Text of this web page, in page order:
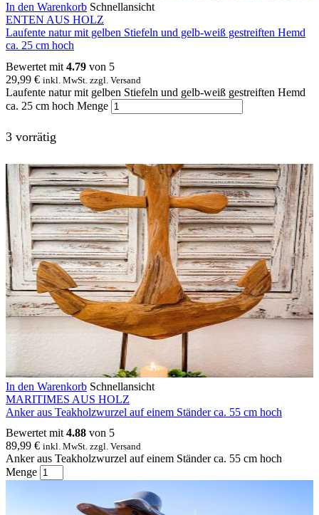
In den Warenkorb Schnellansicht
ENTEN AUS HOLZ
Laufente natur mit gelben Stiefeln und gelb-weiß gestreiften Hemd
ca. 25 cm hoch
Bewertet mit 4.79 von 5
29,99 € inkl. MwSt. zzgl. Versand
Laufente natur mit gelben Stiefeln und gelb-weiß gestreiften Hemd
ca. 25 cm hoch Menge
3 vorrätig
In den Warenkorb Schnellansicht
MARITIMES AUS HOLZ
Anker aus Teakholzwurzel auf einem Ständer ca. 55 cm hoch
Bewertet mit 4.88 von 5
89,99 € inkl. MwSt. zzgl. Versand
Anker aus Teakholzwurzel auf einem Ständer ca. 55 cm hoch
Menge